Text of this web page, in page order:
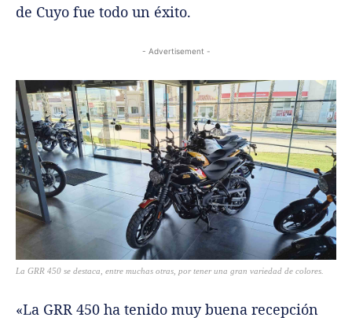
de Cuyo fue todo un éxito.
- Advertisement -
La GRR 450 se destaca, entre muchas otras, por tener una gran variedad de colores.
«La GRR 450 ha tenido muy buena recepción